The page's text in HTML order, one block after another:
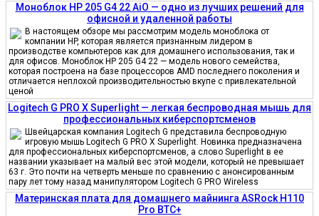
Моноблок HP 205 G4 22 AiO — одно из лучших решений для
офисной и удаленной работы
В настоящем обзоре мы рассмотрим модель моноблока от
компании HP, которая является признанным лидером в
производстве компьютеров как для домашнего использования, так и
для офисов. Моноблок HP 205 G4 22 — модель нового семейства,
которая построена на базе процессоров AMD последнего поколения и
отличается неплохой производительностью вкупе с привлекательной
ценой
Logitech G PRO X Superlight — легкая беспроводная мышь для
профессиональных киберспортсменов
Швейцарская компания Logitech G представила беспроводную
игровую мышь Logitech G PRO X Superlight. Новинка предназначена
для профессиональных киберспортсменов, а слово Superlight в ее
названии указывает на малый вес этой модели, который не превышает
63 г. Это почти на четверть меньше по сравнению с анонсированным
пару лет тому назад манипулятором Logitech G PRO Wireless
Материнская плата для домашнего майнинга ASRock H110
Pro BTC+